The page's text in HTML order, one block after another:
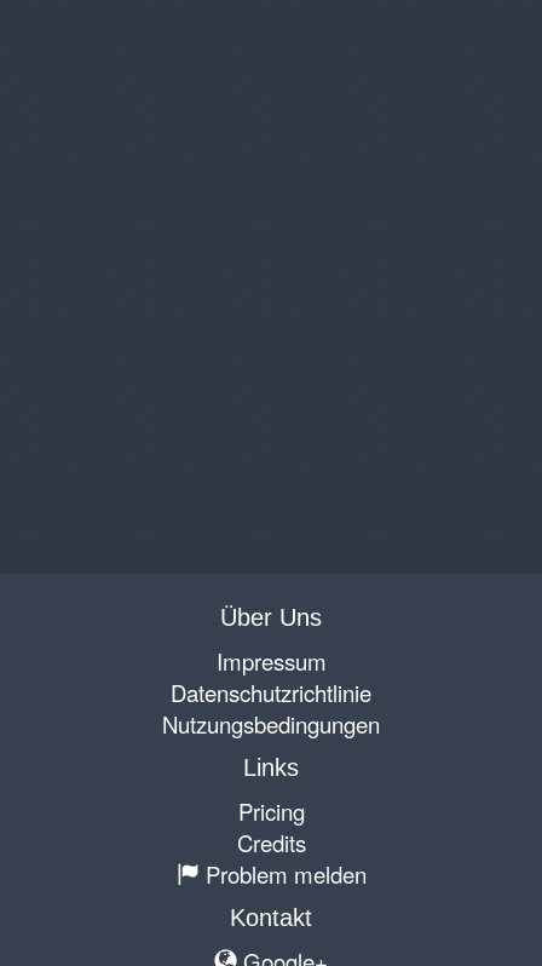
Über Uns
Impressum
Datenschutzrichtlinie
Nutzungsbedingungen
Links
Pricing
Credits
Problem melden
Kontakt